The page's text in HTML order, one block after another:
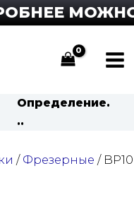
МОЖНО
Определение.
..
/ Фрезерные /